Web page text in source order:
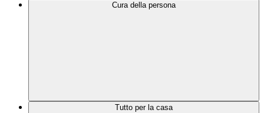
Cura della persona
Tutto per la casa